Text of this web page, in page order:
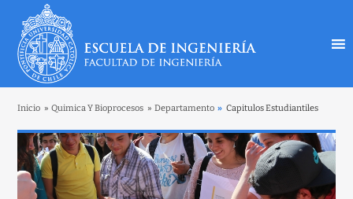
Inicio » Quimica Y Bioprocesos » Departamento » Capitulos Estudiantiles